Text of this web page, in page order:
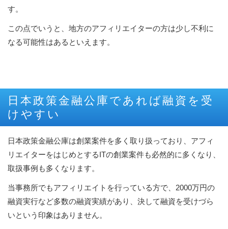
す。
この点でいうと、地方のアフィリエイターの方は少し不利に
なる可能性はあるといえます。
日本政策金融公庫であれば融資を受
けやすい
日本政策金融公庫は創業案件を多く取り扱っており、アフィ
リエイターをはじめとするITの創業案件も必然的に多くなり、
取扱事例も多くなります。
当事務所でもアフィリエイトを行っている方で、2000万円の
融資実行など多数の融資実績があり、決して融資を受けづら
いという印象はありません。